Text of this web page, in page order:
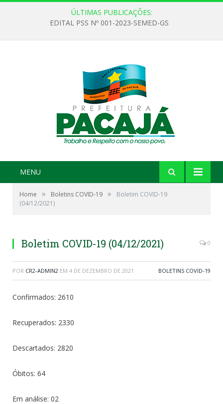
ÚLTIMAS PUBLICAÇÕES:
EDITAL PSS Nº 001-2023-SEMED-GS
MENU
Home » Boletins COVID-19 »
Boletim COVID-19
(04/12/2021)
Boletim COVID-19 (04/12/2021) 0
POR CR2-ADMIN2 EM 4 DE DEZEMBRO DE 2021 BOLETINS COVID-19
Confirmados: 2610
Recuperados: 2330
Descartados: 2820
Óbitos: 64
Em análise: 02